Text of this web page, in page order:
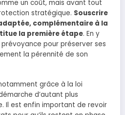
un coût, mais avant tout
stratégique. Souscrire
complémentaire à la
la première étape. En y
pour préserver ses
la pérennité de son
grâce à la loi
d’autant plus
Il est enfin important de revoir